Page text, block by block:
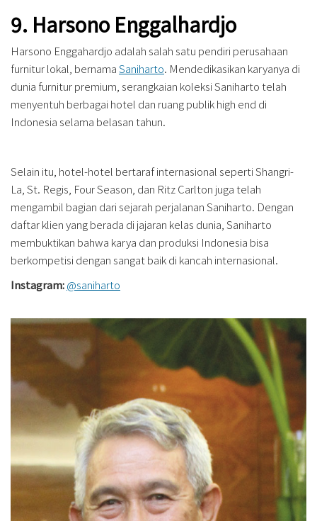
9. Harsono Enggalhardjo
Harsono Enggahardjo adalah salah satu pendiri perusahaan
furnitur lokal, bernamaSaniharto. Mendedikasikan karyanya di
dunia furnitur premium, serangkaian koleksi Saniharto telah
menyentuh berbagai hotel dan ruang publik high end di
Indonesia selama belasan tahun.
Selain itu, hotel-hotel bertaraf internasional seperti Shangri-
La, St. Regis, Four Season, dan Ritz Carlton juga telah
mengambil bagian dari sejarah perjalanan Saniharto. Dengan
daftar klien yang berada di jajaran kelas dunia, Saniharto
membuktikan bahwa karya dan produksi Indonesia bisa
berkompetisi dengan sangat baik di kancah internasional.
Instagram:@saniharto